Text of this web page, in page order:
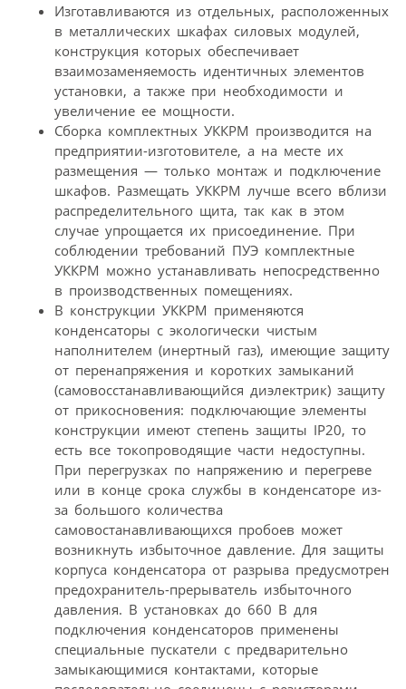
Изготавливаются из отдельных, расположенных
в металлических шкафах силовых модулей,
конструкция которых обеспечивает
взаимозаменяемость идентичных элементов
установки, а также при необходимости и
увеличение ее мощности.
Сборка комплектных УККРМ производится на
предприятии-изготовителе, а на месте их
размещения — только монтаж и подключение
шкафов. Размещать УККРМ лучше всего вблизи
распределительного щита, так как в этом
случае упрощается их присоединение. При
соблюдении требований ПУЭ комплектные
УККРМ можно устанавливать непосредственно
в производственных помещениях.
В конструкции УККРМ применяются
конденсаторы с экологически чистым
наполнителем (инертный газ), имеющие защиту
от перенапряжения и коротких замыканий
(самовосстанавливающийся диэлектрик) защиту
от прикосновения: подключающие элементы
конструкции имеют степень защиты IP20, то
есть все токопроводящие части недоступны.
При перегрузках по напряжению и перегреве
или в конце срока службы в конденсаторе из-
за большого количества
самовостанавливающихся пробоев может
возникнуть избыточное давление. Для защиты
корпуса конденсатора от разрыва предусмотрен
предохранитель-прерыватель избыточного
давления. В установках до 660 В для
подключения конденсаторов применены
специальные пускатели с предварительно
замыкающимися контактами, которые